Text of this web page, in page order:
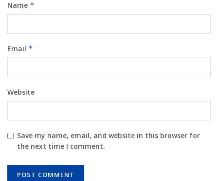
Name *
Email *
Website
Save my name, email, and website in this browser for
the next time I comment.